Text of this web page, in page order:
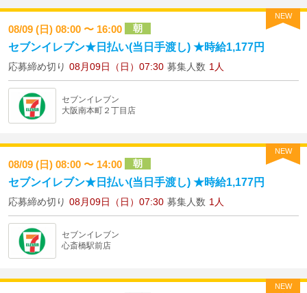
NEW
08/09 (日) 08:00 〜 16:00 朝
セブンイレブン★日払い(当日手渡し) ★時給1,177円
応募締め切り 08月09日（日）07:30 募集人数 1人
セブンイレブン
大阪南本町２丁目店
NEW
08/09 (日) 08:00 〜 14:00 朝
セブンイレブン★日払い(当日手渡し) ★時給1,177円
応募締め切り 08月09日（日）07:30 募集人数 1人
セブンイレブン
心斎橋駅前店
NEW